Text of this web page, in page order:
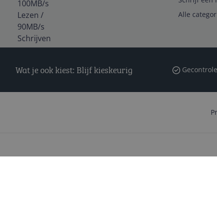
Alle
Wat je ook kiest: Blijf kieskeurig